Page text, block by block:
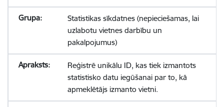
Statistikas sīkdatnes (nepieciešamas, lai
uzlabotu vietnes darbību un
pakalpojumus)
Reģistrē unikālu ID, kas tiek izmantots
statistisko datu iegūšanai par to, kā
apmeklētājs izmanto vietni.